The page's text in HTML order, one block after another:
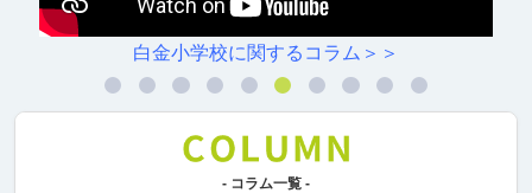
白金小学校に関するコラム＞＞
- コラム一覧 -